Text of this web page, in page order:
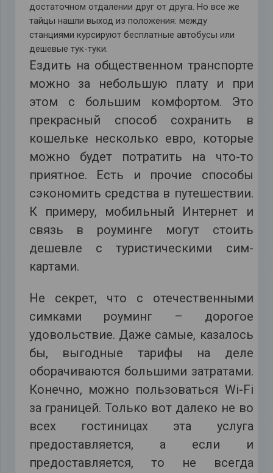
достаточном отдалении друг от друга. Но все же
тайцы нашли выход из положения: между
станциями курсируют бесплатные автобусы или
дешевые тук-туки.
Ездить на общественном транспорте
можно за небольшую плату и при
этом с большим комфортом. Это
прекрасный способ сохранить в
кошельке несколько евро, которые
можно будет потратить на что-то
приятное. Есть и прочие способы
сэкономить средства в путешествии.
К примеру, мобильный Интернет и
связь в роуминге могут стоить
дешевле с туристическими сим-
картами.
Не секрет, что с отечественными
симками роуминг – дорогое
удовольствие. Даже самые, казалось
бы, выгодные тарифы на деле
оборачиваются большими затратами.
Конечно, можно пользоваться Wi-Fi
за границей. Только вот далеко не во
всех гостиницах эта услуга
предоставляется, а если и
предоставляется, то не всегда